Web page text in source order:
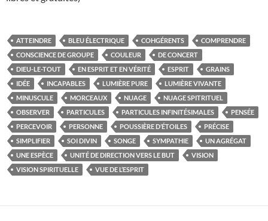
ATTEINDRE BLEU ÉLECTRIQUE COHGÉRENTS
COMPRENDRE
CONSCIENCE DE GROUPE
COULEUR
DE CONCERT
DIEU-LE-TOUT
EN ESPRIT ET EN VÉRITÉ ESPRIT
GRAINS
IDÉE
INCAPABLES LUMIÈRE PURE
LUMIÈRE VIVANTE
MINUSCULE
MORCEAUX NUAGE
NUAGE SPITRITUEL
OBSERVER
PARTICULES PARTICULES INFINITÉSIMALES
PENSÉE
PERCEVOIR
PERSONNE POUSSIÈRE D’ÉTOILES
PRÉCISE
SIMPLIFIER
SOI DIVIN SONGE SYMPATHIE
UN AGRÉGAT
UNE ESPÈCE
UNITÉ DE DIRECTION VERS LE BUT
VISION
VISION SPIRITUELLE
VUE DE L’ESPRIT